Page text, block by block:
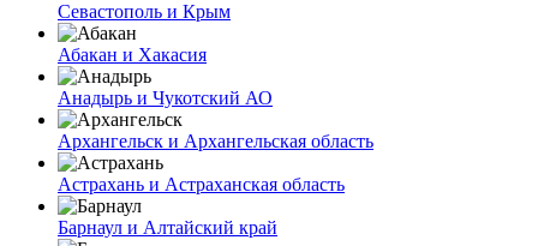
Севастополь и Крым
Абакан и Хакасия
Анадырь и Чукотский АО
Архангельск и Архангельская область
Астрахань и Астраханская область
Барнаул и Алтайский край